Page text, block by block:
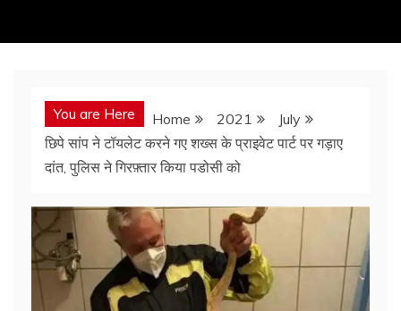
You are Here Home 2021
July
छिपे सांप ने टॉयलेट करने गए शख्स के प्राइवेट पार्ट पर गड़ाए
दांत, पुलिस ने गिरफ़्तार किया पडोसी को